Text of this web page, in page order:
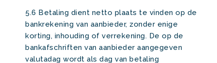
5.6 Betaling dient netto plaats te vinden op de
bankrekening van aanbieder, zonder enige
korting, inhouding of verrekening. De op de
bankafschriften van aanbieder aangegeven
valutadag wordt als dag van betaling